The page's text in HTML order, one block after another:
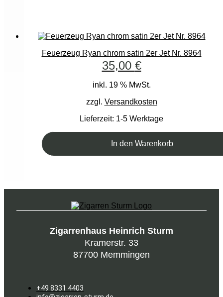
Feuerzeug Ryan chrom satin 2er Jet Nr. 8964
35,00 €
inkl. 19 % MwSt.
zzgl. Versandkosten
Lieferzeit: 1-5 Werktage
In den Warenkorb
Zigarrenhaus Heinrich Sturm
Kramerstr. 33
87700 Memmingen
+49 8331 4403